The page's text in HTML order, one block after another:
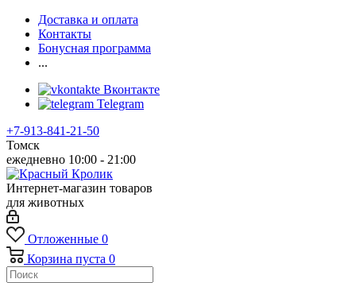
Доставка и оплата
Контакты
Бонусная программа
...
Вконтакте
Telegram
+7-913-841-21-50
Томск
ежедневно 10:00 - 21:00
Интернет-магазин товаров
для животных
Отложенные 0
Корзина пуста 0